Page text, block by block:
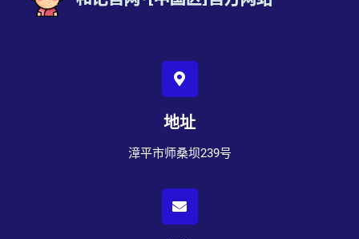
地址
漳平市师桑坝239号